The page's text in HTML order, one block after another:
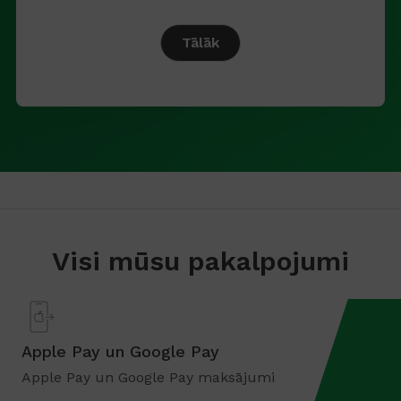
Tālāk
Visi mūsu pakalpojumi
Apple Pay un Google Pay
Apple Pay un Google Pay maksājumi